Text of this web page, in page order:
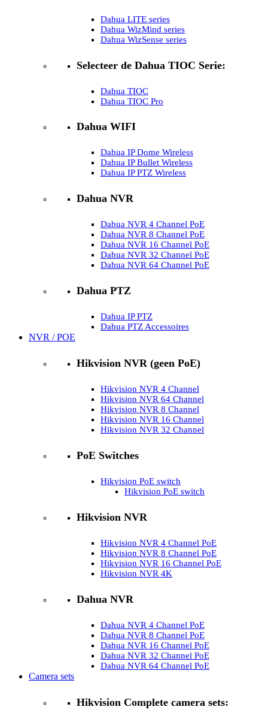
Dahua LITE series
Dahua WizMind series
Dahua WizSense series
Selecteer de Dahua TIOC Serie:
Dahua TIOC
Dahua TIOC Pro
Dahua WIFI
Dahua IP Dome Wireless
Dahua IP Bullet Wireless
Dahua IP PTZ Wireless
Dahua NVR
Dahua NVR 4 Channel PoE
Dahua NVR 8 Channel PoE
Dahua NVR 16 Channel PoE
Dahua NVR 32 Channel PoE
Dahua NVR 64 Channel PoE
Dahua PTZ
Dahua IP PTZ
Dahua PTZ Accessoires
NVR / POE
Hikvision NVR (geen PoE)
Hikvision NVR 4 Channel
Hikvision NVR 64 Channel
Hikvision NVR 8 Channel
Hikvision NVR 16 Channel
Hikvision NVR 32 Channel
PoE Switches
Hikvision PoE switch
Hikvision PoE switch
Hikvision NVR
Hikvision NVR 4 Channel PoE
Hikvision NVR 8 Channel PoE
Hikvision NVR 16 Channel PoE
Hikvision NVR 4K
Dahua NVR
Dahua NVR 4 Channel PoE
Dahua NVR 8 Channel PoE
Dahua NVR 16 Channel PoE
Dahua NVR 32 Channel PoE
Dahua NVR 64 Channel PoE
Camera sets
Hikvision Complete camera sets: